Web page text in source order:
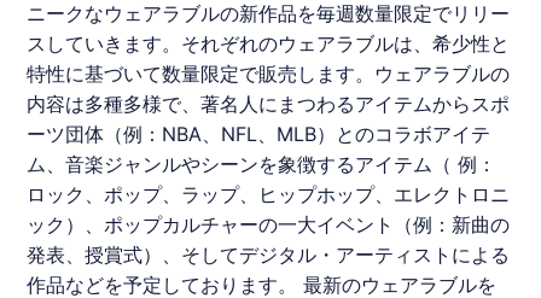
ニークなウェアラブルの新作品を毎週数量限定でリリー
スしていきます。それぞれのウェアラブルは、希少性と
特性に基づいて数量限定で販売します。ウェアラブルの
内容は多種多様で、著名人にまつわるアイテムからスポ
ーツ団体（例：NBA、NFL、MLB）とのコラボアイテ
ム、音楽ジャンルやシーンを象徴するアイテム（ 例：
ロック、ポップ、ラップ、ヒップホップ、エレクトロニ
ック）、ポップカルチャーの一大イベント（例：新曲の
発表、授賞式）、そしてデジタル・アーティストによる
作品などを予定しております。 最新のウェアラブルを